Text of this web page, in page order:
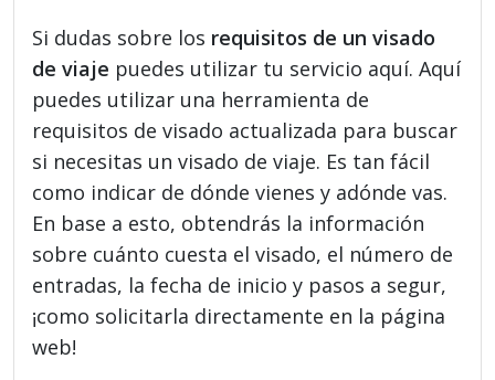
Si dudas sobre los requisitos de un visado
de viaje puedes utilizar tu servicio aquí. Aquí
puedes utilizar una herramienta de
requisitos de visado actualizada para buscar
si necesitas un visado de viaje. Es tan fácil
como indicar de dónde vienes y adónde vas.
En base a esto, obtendrás la información
sobre cuánto cuesta el visado, el número de
entradas, la fecha de inicio y pasos a segur,
¡como solicitarla directamente en la página
web!